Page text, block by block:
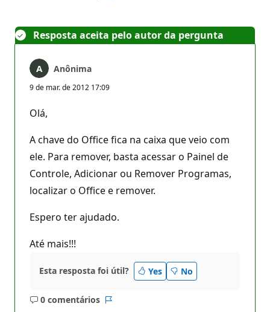
Resposta aceita pelo autor da pergunta
Anônima
9 de mar. de 2012 17:09
Olá,
A chave do Office fica na caixa que veio com
ele. Para remover, basta acessar o Painel de
Controle, Adicionar ou Remover Programas,
localizar o Office e remover.
Espero ter ajudado.
Até mais!!!
Esta resposta foi útil? Yes No
0 comentários
Sem